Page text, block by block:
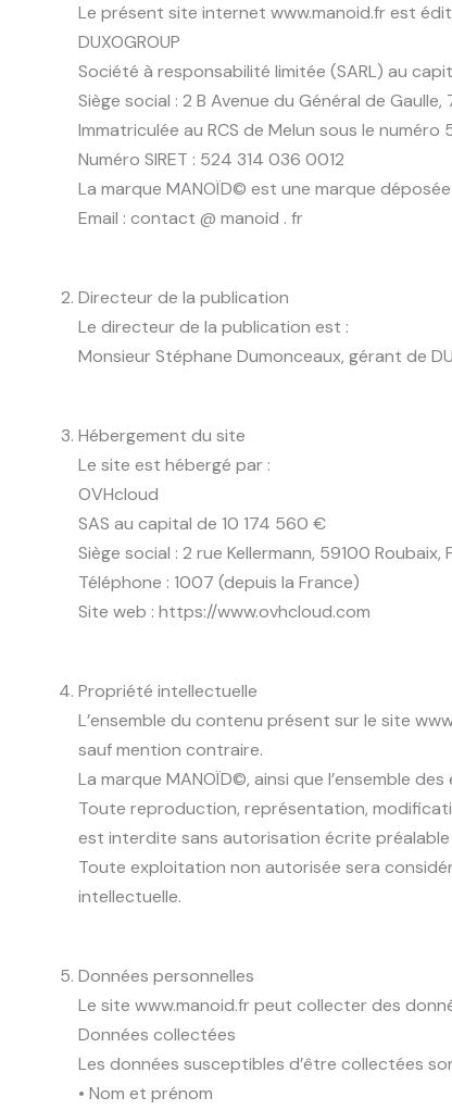
Le présent site internet www.manoid.fr est
DUXOGROUP
Société à responsabilité limitée (SARL) au
Siège social : 2 B Avenue du Général de
Immatriculée au RCS de Melun sous le numéro
Numéro SIRET : 524 314 036 0012
La marque MANOÏD© est une marque
Email : contact @ manoid . fr
Directeur de la publication
Le directeur de la publication est :
Monsieur Stéphane Dumonceaux, gérant de
Hébergement du site
Le site est hébergé par :
OVHcloud
SAS au capital de 10 174 560 €
Siège social : 2 rue Kellermann, 59100 Roubaix,
Téléphone : 1007 (depuis la France)
Site web : https://www.ovhcloud.com
Propriété intellectuelle
L’ensemble du contenu présent sur le site
sauf mention contraire.
La marque MANOÏD©, ainsi que l’ensemble
Toute reproduction, représentation,
est interdite sans autorisation écrite préalable
Toute exploitation non autorisée sera
intellectuelle.
Données personnelles
Le site www.manoid.fr peut collecter des
Données collectées
Les données susceptibles d’être collectées
• Nom et prénom